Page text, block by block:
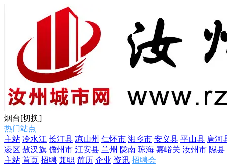
烟台[切换]
热门站点
主站 冷水江 长汀县 凉山州 仁怀市 湘乡市 安义县 平山县 唐河
凌区 敖汉旗 儋州市 江安县 兰州 陇南 琼海 嘉峪关 汝州市 隰县
主站 首页 招聘 兼职 简历 企业 资讯 招聘会